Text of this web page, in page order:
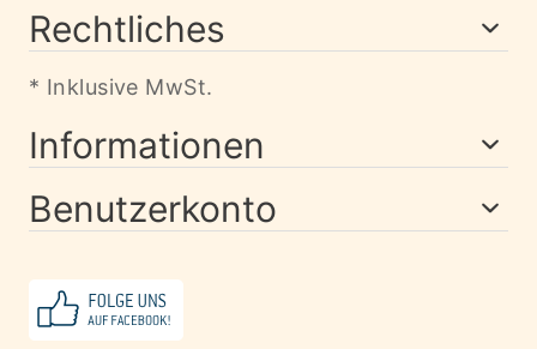
Rechtliches
* Inklusive MwSt.
Informationen
Benutzerkonto